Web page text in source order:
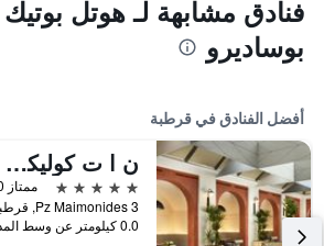
فنادق مشابهة لـ هوتل بوتيك
بوساديرو
أفضل الفنادق في قرطبة
ن ا ت كوليكشن بالاسيو دي كوردوبا
5 نجوم
ممتاز 9.0
0.0 كيلومتر عن وسط المدينة